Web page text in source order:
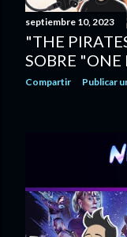
septiembre 10, 2023
"THE
SOBRE "ONE
Compartir Publicar